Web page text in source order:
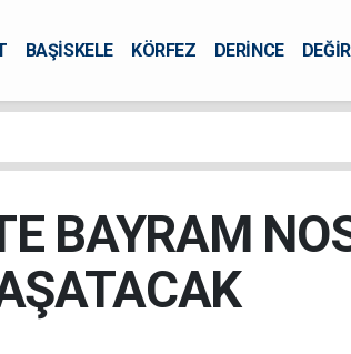
BAŞİSKELE KÖRFEZ DERİNCE
BAYRAM